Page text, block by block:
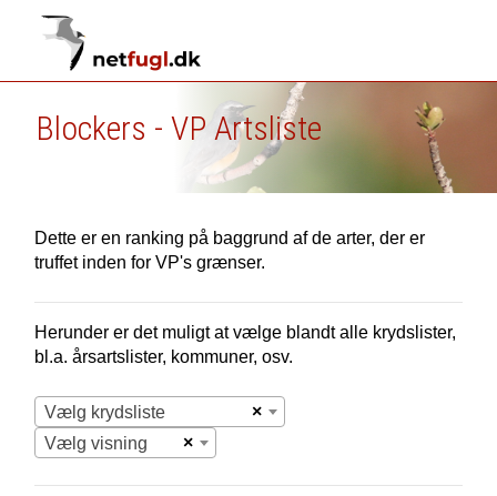
Blockers - VP Artsliste
Dette er en ranking på baggrund af de arter, der er
truffet inden for VP's grænser.
Herunder er det muligt at vælge blandt alle krydslister,
bl.a. årsartslister, kommuner, osv.
×
Vælg krydsliste
×
Vælg visning